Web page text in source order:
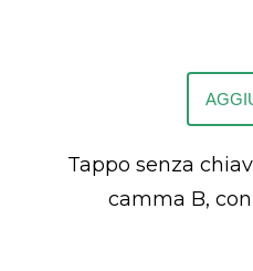
Tappo senza
camma B,